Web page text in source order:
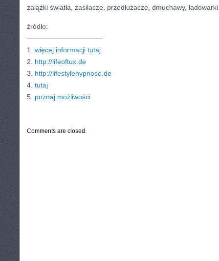
zalążki światła, zasilacze, przedłużacze, dmuchawy,
źródło:
———————————
1. więcej informacji tutaj
2. http://lifeoftux.de
3. http://lifestylehypnose.de
4. tutaj
5. poznaj możliwości
Comments are closed.